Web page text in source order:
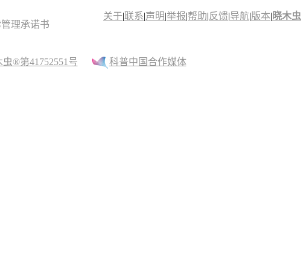
关于|联系|声明|举报|帮助|反馈|导航|版本| 晓木虫
理承诺书
®第41752551号 科普中国合作媒体